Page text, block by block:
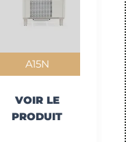
A15N
VOIR LE
PRODUIT